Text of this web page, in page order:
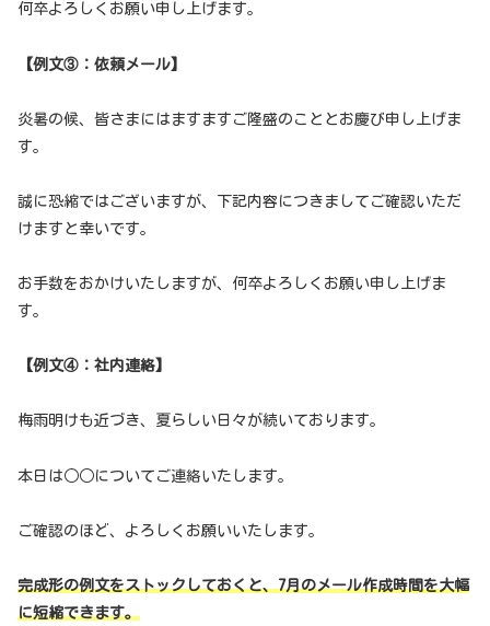
何卒よろしくお願い申し上げます。
【例文③：依頼メール】
炎暑の候、皆さまにはますますご隆盛のこととお慶び申し上げま
す。
誠に恐縮ではございますが、下記内容につきましてご確認いただ
けますと幸いです。
お手数をおかけいたしますが、何卒よろしくお願い申し上げま
す。
【例文④：社内連絡】
梅雨明けも近づき、夏らしい日々が続いております。
本日は○○についてご連絡いたします。
ご確認のほど、よろしくお願いいたします。
完成形の例文をストックしておくと、7月のメール作成時間を大幅
に短縮できます。